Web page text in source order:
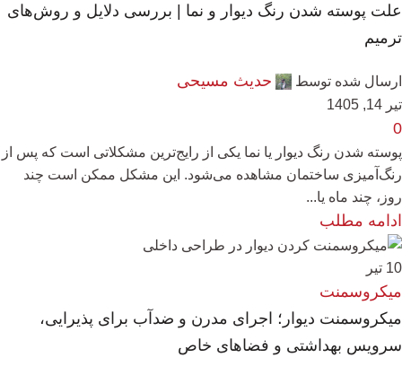
علت پوسته شدن رنگ دیوار و نما | بررسی دلایل و روش‌های
ترمیم
ارسال شده توسط حدیث مسیحی
تیر 14, 1405
0
پوسته شدن رنگ دیوار یا نما یکی از رایج‌ترین مشکلاتی است که پس از
رنگ‌آمیزی ساختمان مشاهده می‌شود. این مشکل ممکن است چند
روز، چند ماه یا...
ادامه مطلب
10 تیر
میکروسمنت
میکروسمنت دیوار؛ اجرای مدرن و ضدآب برای پذیرایی،
سرویس بهداشتی و فضاهای خاص